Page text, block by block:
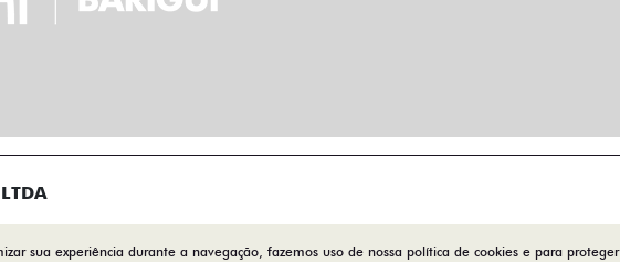
sua experiência durante a navegação, fazemos uso de nossa política de cookies e para proteger